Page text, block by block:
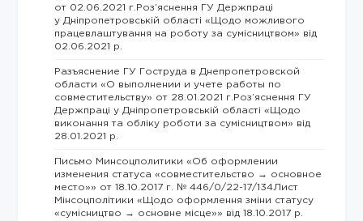
от 02.06.2021 г.Роз’яснення ГУ Держпраці
у Дніпропетровській області «Щодо можливого
працевлаштування на роботу за сумісництвом» від
02.06.2021 р.
Разъяснение ГУ Гоструда в Днепропетровской
области «О выполнении и учете работы по
совместительству» от 28.01.2021 г.Роз’яснення ГУ
Держпраці у Дніпропетровській області «Щодо
виконання та обліку роботи за сумісництвом» від
28.01.2021 р.
Письмо Минсоцполитики «Об оформлении
изменения статуса «совместительство → основное
место»» от 18.10.2017 г. № 446/0/22-17/134Лист
Мінсоцполітики «Щодо оформлення зміни статусу
«сумісництво → основне місце»» від 18.10.2017 р.